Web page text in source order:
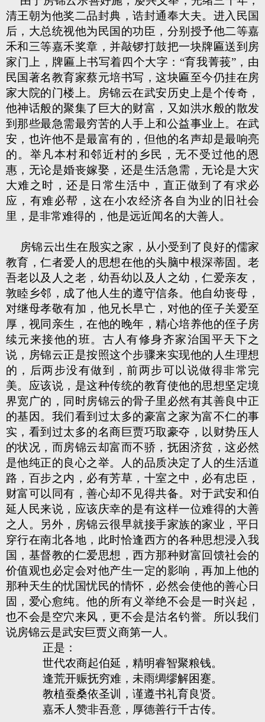
清王朝为他奖二品封典，诰封通奉大夫。进入民国
后，大总统视他为民国的功臣，分别授予他二等嘉
禾和三等嘉禾奖章，并敲锣打鼓把一块牌匾送到房
家门上，牌匾上书写着四个大字：“育我菁莪”，由
民国著名教育家蔡元培书写，这块匾至今仍挂在房
家大院的门楼上。房锦云在武安历史上是个传奇，
他神话般的聚集了巨大的财富，又如洪水般的散发
到那些最急需最穷苦的人手上和公益事业上。在武
安，也许他不是最富有的，但他的名声却是最响亮
的。举凡本村和邻近村的乡民，无不受过他的恩
惠，无论是婚丧嫁娶，还是生活急需，无论是大灾
大难之时，还是日常生活中，直正做到了有求必
应，有难必帮，这在小农经济各自为业的旧社会
里，是非常难得的，他是远近闻名的大善人。
房锦云出生在殷实之家，从小受到了良好的儒家
教育，仁者爱人的思想在他的头脑中根深蒂固。老
吾老以及人之老，幼吾幼以及人之幼，仁爱亲友，
敦睦乡邻，成了他人生的遵守信条。他自幼丧母，
对继母孝敬有加，他兄长早亡，对他的侄子关爱至
厚，视同亲生，在他的晚年，精心培养他的侄子房
续元来接他的班。古人有修身齐家治国平天下之
说，房锦云正是按照这个步骤来实现他的人生理想
的，后两步没有做到，前两步可以说做得非常完
美。应该说，是这种传统的教育使他的思想坚定境
界宽广的，同时房锦云的骨子里必然有其善良中正
的基因。我们看到过太多的豪富之家为富不仁的事
实，看到过太多的名商巨贾巧取豪夺，以财势压人
的状况，而房锦云却富而不骄，抚困济贫，这必然
是他纯正的良心之举。人的品质决定了人的生活道
路，百步之内，必有芳草，十室之中，必有忠臣，
财富可以同有，善心却不见得共备。对于武安和伯
延人民来说，应该庆幸的是有这样一位难得的大善
之人。另外，房锦云很早就接手家族的家业，平日
穿行在南北各地，此时恰逢西方的各种思想浸入我
国，基督教的仁爱思想，西方那种财富回馈社会的
价值观也必定会对他产生一定的影响，再加上他的
那种天生的忧国忧民的情怀，必然会使他的善心日
固，爱心愈纯。他的所有义举绝不会是一时兴起，
也不会是空穴来风，更不会是沽名钓誉。所以我们
说房锦云是武安巨贾义商第一人。
正是：
世代农商起伯延，精明睿智聚粮钱。
逢荒开赈抚穷难，未雨绸缪解困蹇。
教植蚕桑依圣训，谨遵书礼育良贤。
嘉禾人赞非吾意，厚德善行千古传。